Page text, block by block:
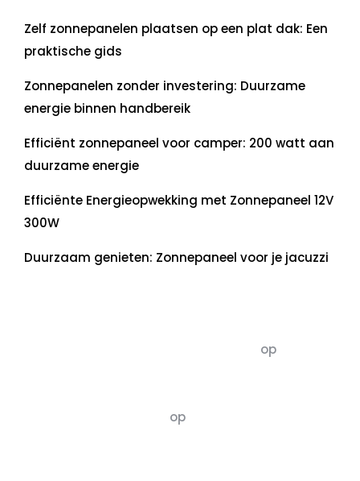
Zelf zonnepanelen plaatsen op een plat dak: Een
praktische gids
Zonnepanelen zonder investering: Duurzame
energie binnen handbereik
Efficiënt zonnepaneel voor camper: 200 watt aan
duurzame energie
Efficiënte Energieopwekking met Zonnepaneel 12V
300W
Duurzaam genieten: Zonnepaneel voor je jacuzzi
op
op